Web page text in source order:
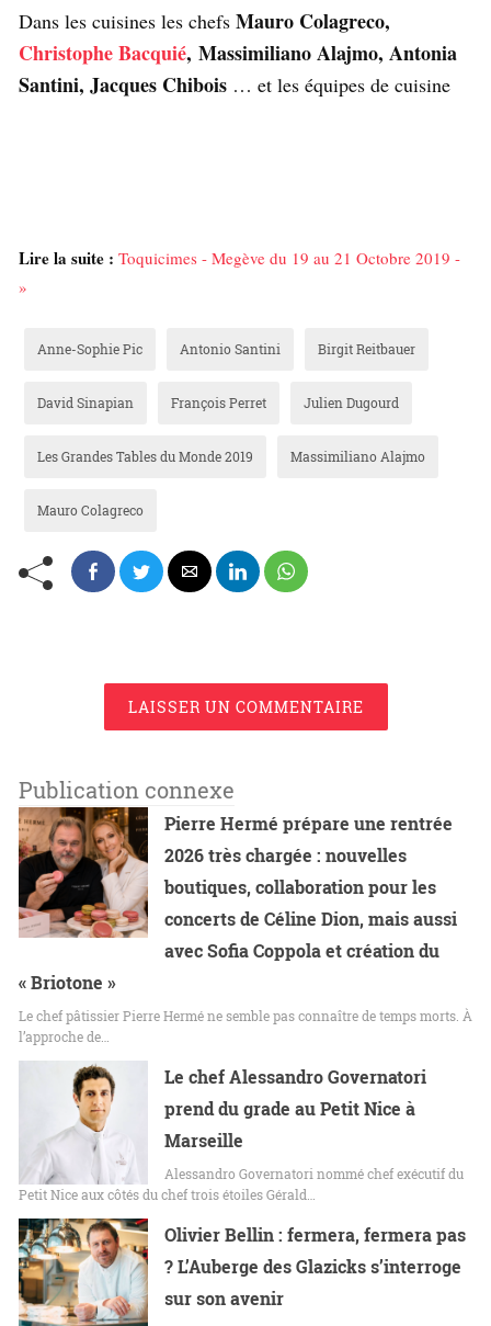
Dans les cuisines les chefs Mauro Colagreco,
Christophe Bacquié, Massimiliano Alajmo, Antonia
Santini, Jacques Chibois … et les équipes de cuisine
Lire la suite : Toquicimes - Megève du 19 au 21 Octobre 2019 -
»
Anne-Sophie Pic Antonio Santini Birgit Reitbauer
David Sinapian François Perret Julien Dugourd
Les Grandes Tables du Monde 2019 Massimiliano Alajmo
Mauro Colagreco
LAISSER UN COMMENTAIRE
Publication connexe
Pierre Hermé prépare une rentrée
2026 très chargée : nouvelles
boutiques, collaboration pour les
concerts de Céline Dion, mais aussi
avec Sofia Coppola et création du
« Briotone »
Le chef pâtissier Pierre Hermé ne semble pas connaître de temps morts. À
l’approche de…
Le chef Alessandro Governatori
prend du grade au Petit Nice à
Marseille
Alessandro Governatori nommé chef exécutif du
Petit Nice aux côtés du chef trois étoiles Gérald…
Olivier Bellin : fermera, fermera pas
? L’Auberge des Glazicks s’interroge
sur son avenir